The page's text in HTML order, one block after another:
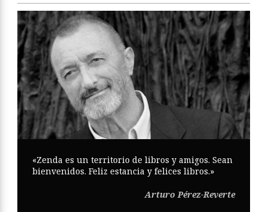
«Zenda es un territorio de libros y amigos. Sean
bienvenidos. Feliz estancia y felices libros.»
Arturo Pérez-Reverte